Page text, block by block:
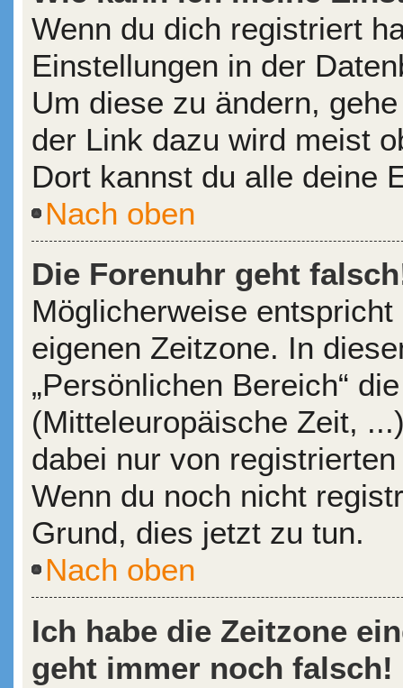
Wenn du dich registriert
Einstellungen in der
Um diese zu ändern,
der Link dazu wird meist
Dort kannst du alle deine
Nach oben
Die Forenuhr geht
Möglicherweise
eigenen Zeitzone. In
„Persönlichen Bereich“
(Mitteleuropäische Zeit,
dabei nur von
Wenn du noch nicht
Grund, dies jetzt zu tun.
Nach oben
Ich habe die Zeitzone
geht immer noch falsch!